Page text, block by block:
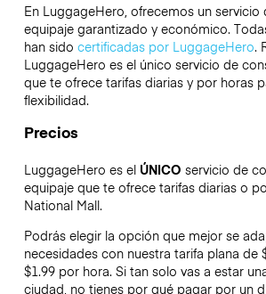
En LuggageHero, ofrecemos un servicio
equipaje garantizado y económico.
han sido certificadas por LuggageHero.
LuggageHero es el único servicio de
que te ofrece tarifas diarias y por horas
flexibilidad.
Precios
LuggageHero es el ÚNICO servicio de
equipaje que te ofrece tarifas diarias o
National Mall.
Podrás elegir la opción que mejor se
necesidades con nuestra tarifa plana de
$1.99 por hora. Si tan solo vas a estar
ciudad, no tienes por qué pagar por un